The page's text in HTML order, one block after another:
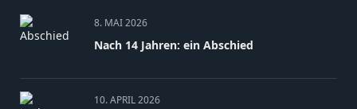
8. MAI 2026
Nach 14 Jahren: ein Abschied
10. APRIL 2026